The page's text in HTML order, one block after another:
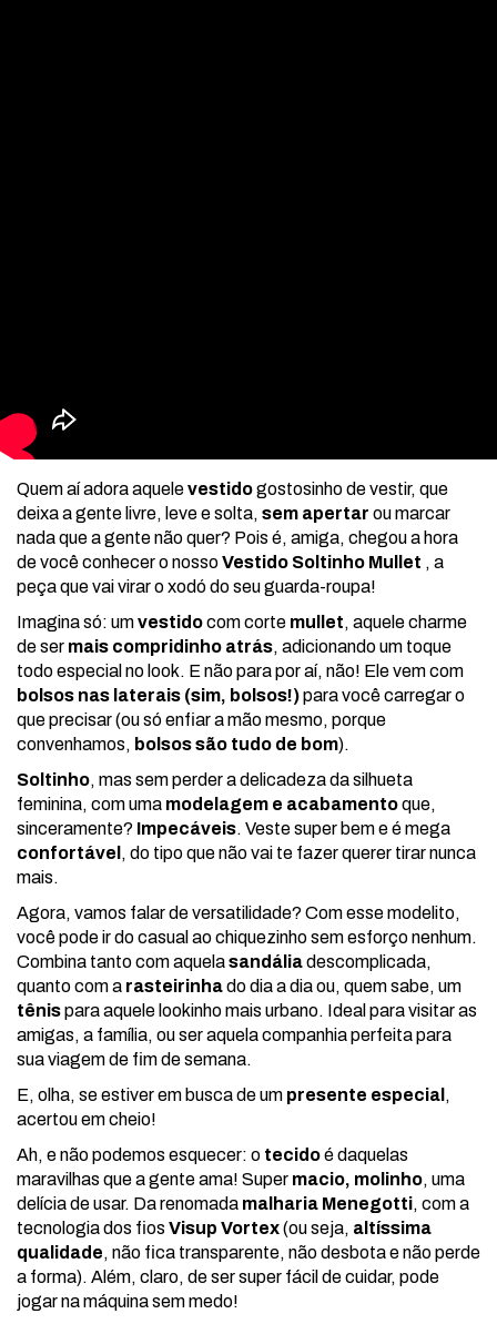
Quem aí adora aquelevestidogostosinho de vestir, que
deixa a gente livre, leve e solta, sem apertar ou marcar
nada que a gente não quer? Pois é, amiga, chegou a hora
de você conhecer o nossoVestido Soltinho Mullet , a
peça que vai virar o xodó do seu guarda-roupa!
Imagina só: umvestidocom corte mullet, aquele charme
de ser mais compridinho atrás, adicionando um toque
todo especial no look. E não para por aí, não! Ele vem com
bolsos nas laterais (sim, bolsos!)para você carregar o
que precisar (ou só enfiar a mão mesmo, porque
convenhamos, bolsos são tudo de bom).
Soltinho, mas sem perder a delicadeza da silhueta
feminina, com uma modelagem e acabamentoque,
sinceramente? Impecáveis. Veste super bem e é mega
confortável , do tipo que não vai te fazer querer tirar nunca
mais.
Agora, vamos falar de versatilidade? Com esse modelito,
você pode ir do casual ao chiquezinho sem esforço nenhum.
Combina tanto com aquelasandáliadescomplicada,
quanto com a rasteirinhado dia a dia ou, quem sabe, um
tênispara aquele lookinho mais urbano. Ideal para visitar as
amigas, a família, ou ser aquela companhia perfeita para
sua viagem de fim de semana.
E, olha, se estiver em busca de um presente especial ,
acertou em cheio!
Ah, e não podemos esquecer: o tecidoé daquelas
maravilhas que a gente ama! Super macio, molinho, uma
delícia de usar. Da renomada malharia Menegotti, com a
tecnologia dos fios Visup Vortex(ou seja, altíssima
qualidade, não fica transparente, não desbota e não perde
a forma). Além, claro, de ser super fácil de cuidar, pode
jogar na máquina sem medo!